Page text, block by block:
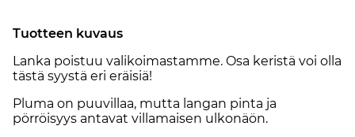
Tuotteen kuvaus
Lanka poistuu valikoimastamme. Osa keristä voi olla
tästä syystä eri eräisiä!
Pluma on puuvillaa, mutta langan pinta ja
pörröisyys antavat villamaisen ulkonäön.